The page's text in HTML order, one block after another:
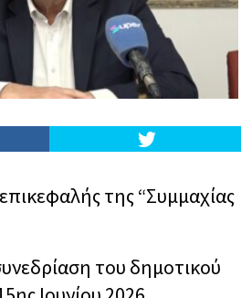
της “Συμμαχίας
του δημοτικού